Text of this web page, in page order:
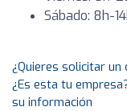
Sábado: 8h-
¿Quieres solicitar un
¿Es esta tu
su información